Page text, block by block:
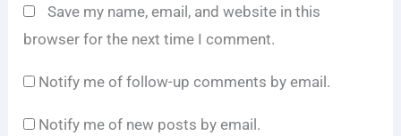
Save my name, email, and website in this
browser for the next time I comment.
Notify me of follow-up comments by email.
Notify me of new posts by email.